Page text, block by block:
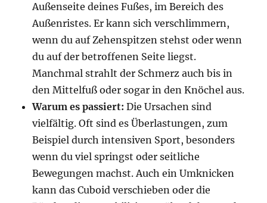
Außenseite deines Fußes, im Bereich des
Außenristes. Er kann sich verschlimmern,
wenn du auf Zehenspitzen stehst oder wenn
du auf der betroffenen Seite liegst.
Manchmal strahlt der Schmerz auch bis in
den Mittelfuß oder sogar in den Knöchel aus.
Warum es passiert: Die Ursachen sind
vielfältig. Oft sind es Überlastungen, zum
Beispiel durch intensiven Sport, besonders
wenn du viel springst oder seitliche
Bewegungen machst. Auch ein Umknicken
kann das Cuboid verschieben oder die